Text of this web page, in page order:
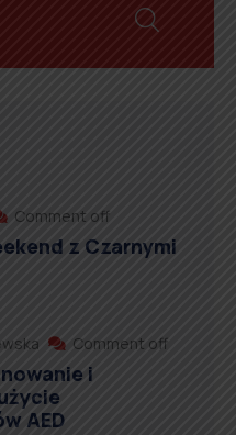
Comment off
z Czarnymi
Comment off
i
AED